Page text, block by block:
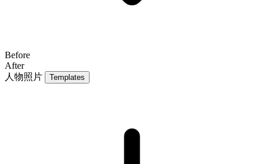
Before
After
人物照片
Templates